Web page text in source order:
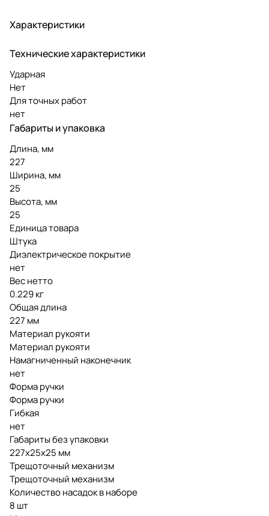
Характеристики
Технические характеристики
Ударная
Нет
Для точных работ
нет
Габариты и упаковка
Длина, мм
227
Ширина, мм
25
Высота, мм
25
Единица товара
Штука
Диэлектрическое покрытие
нет
Вес нетто
0.229 кг
Общая длина
227 мм
Материал рукояти
Материал рукояти
Намагниченный наконечник
нет
Форма ручки
Форма ручки
Гибкая
нет
Габариты без упаковки
227x25x25 мм
Трещоточный механизм
Трещоточный механизм
Количество насадок в наборе
8 шт